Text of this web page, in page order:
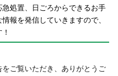
処置、日ごろからできるお手
報を発信していきますので、
ご覧いただき、ありがとうご